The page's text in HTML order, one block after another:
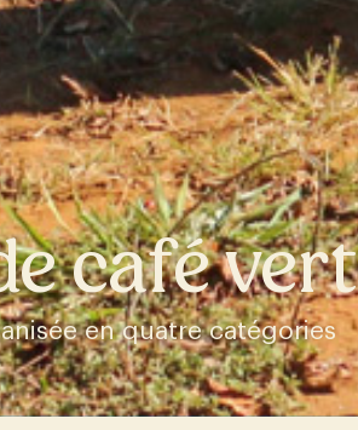
café vert
en quatre catégories